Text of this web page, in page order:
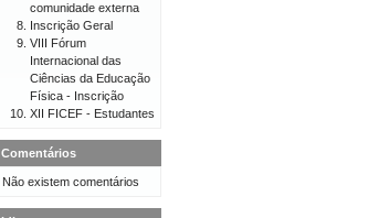
comunidade externa
Inscrição Geral
VIII Fórum
Internacional das
Ciências da Educação
Física - Inscrição
XII FICEF - Estudantes
Comentários
Não existem comentários